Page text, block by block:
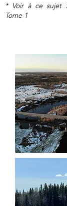
* Voir à ce sujet
Tome 1